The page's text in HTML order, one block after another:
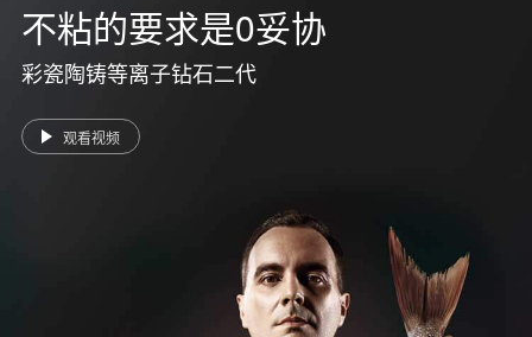
不粘的要求是0妥协
彩瓷陶铸等离子钻石二代
观看视频